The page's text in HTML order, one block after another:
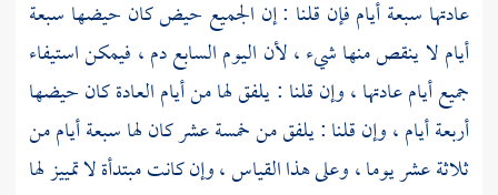
عادتها سبعة أيام فإن قلنا : إن الجميع حيض كان حيضها سبعة
أيام لا ينقص منها شيء ، لأن اليوم السابع دم ، فيمكن استيفاء
جميع أيام عادتها ، وإن قلنا : يلفق لها من أيام العادة كان حيضها
أربعة أيام ، وإن قلنا : يلفق من خمسة عشر كان لها سبعة أيام من
ثلاثة عشر يوما ، وعلى هذا القياس ، وإن كانت مبتدأة لا تمييز لها